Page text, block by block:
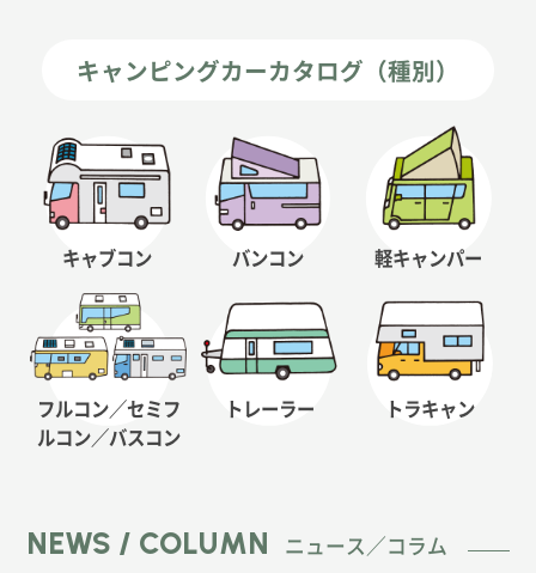
キャンピングカーカタログ（種別）
キャブコン バンコン 軽キャンパー
フルコン／セミフ
ルコン／バスコン
トレーラー トラキャン
NEWS / COLUMN ニュース／コラム